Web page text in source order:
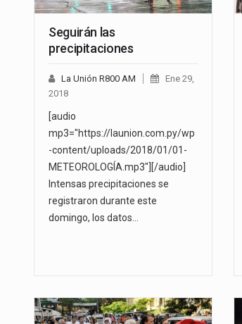
Seguirán las
precipitaciones
La Unión R800 AM
Ene 29,
2018
[audio
mp3="https://launion.com.py/wp
-content/uploads/2018/01/01-
METEOROLOGÍA.mp3"][/audio]
Intensas precipitaciones se
registraron durante este
domingo, los datos…